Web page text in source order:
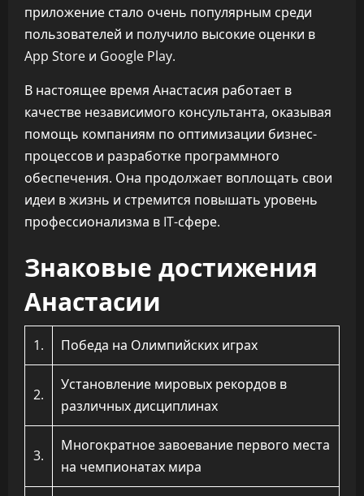
приложение стало очень популярным среди
пользователей и получило высокие оценки в
App Store и Google Play.
В настоящее время Анастасия работает в
качестве независимого консультанта, оказывая
помощь компаниям по оптимизации бизнес-
процессов и разработке программного
обеспечения. Она продолжает воплощать свои
идеи в жизнь и стремится повышать уровень
профессионализма в IT-сфере.
Знаковые достижения
Анастасии
1. Победа на Олимпийских играх
2.
Установление мировых рекордов в
различных дисциплинах
3.
Многократное завоевание первого места
на чемпионатах мира